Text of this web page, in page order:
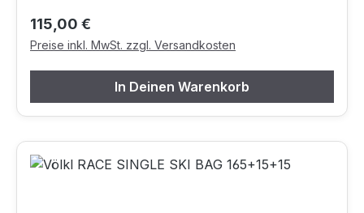
Regulärer Preis:
115,00 €
Preise inkl. MwSt. zzgl. Versandkosten
In Deinen Warenkorb